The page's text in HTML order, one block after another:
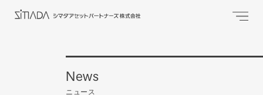
News
ニュース